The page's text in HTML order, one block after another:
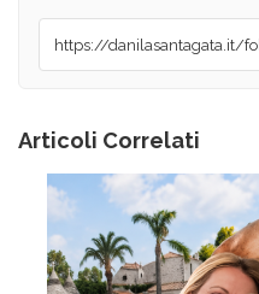
Articoli Correlati